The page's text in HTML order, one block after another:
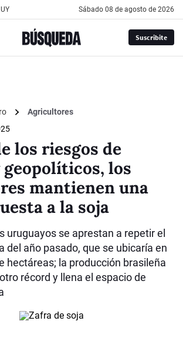
sábado 08 de agosto de 2026
Suscribite
Agricultores
los riesgos de
los
mantienen una
a la soja
uruguayos se aprestan a repetir el
del año pasado, que se ubicaría en
hectáreas; la producción brasileña
récord y llena el espacio de